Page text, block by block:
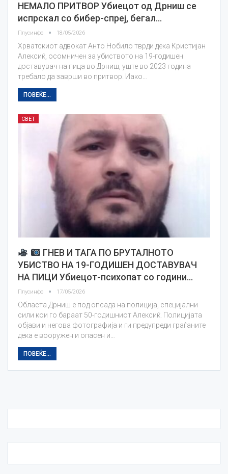
НЕМАЛО ПРИТВОР Убиецот од Дрниш се
испрскал со бибер-спреј, бегал…
Плусинфо 18/05/2026
Хрватскиот адвокат Анто Нобило тврди дека Кристијан
Алексиќ, осомничен за убиството на 19-годишен
доставувач на пица во Дрниш, уште во 2023 година
требало да заврши во притвор. Иако…
ПОВЕЌЕ...
СВЕТ
ГНЕВ И ТАГА ПО БРУТАЛНОТО
УБИСТВО НА 19-ГОДИШЕН ДОСТАВУВАЧ
НА ПИЦИ Убиецот-психопат со години…
Плусинфо 17/05/2026
Областа Дрниш е под опсада на полиција, специјални
сили кои го бараат 50-годишниот Алексиќ. Полицијата
објави и негова фотографија и ги предупреди граѓаните
дека е вооружен и опасен и…
ПОВЕЌЕ...